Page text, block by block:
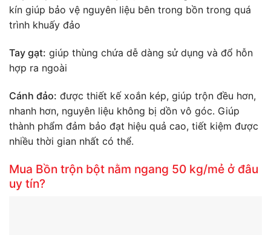
kín giúp bảo vệ nguyên liệu bên trong bồn trong quá
trình khuấy đảo
Tay gạt: giúp thùng chứa dễ dàng sử dụng và đổ hỗn
hợp ra ngoài
Cánh đảo: được thiết kế xoắn kép, giúp trộn đều hơn,
nhanh hơn, nguyên liệu không bị dồn vô góc. Giúp
thành phẩm đảm bảo đạt hiệu quả cao, tiết kiệm được
nhiều thời gian nhất có thể.
Mua Bồn trộn bột nằm ngang 50 kg/mẻ ở đâu
uy tín?